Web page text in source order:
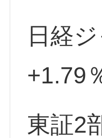
日経
+1.79
東証2